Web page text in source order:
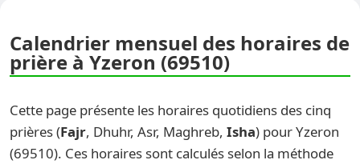
Calendrier mensuel des horaires de
prière à Yzeron (69510)
Cette page présente les horaires quotidiens des cinq
prières (Fajr, Dhuhr, Asr, Maghreb, Isha) pour Yzeron
(69510). Ces horaires sont calculés selon la méthode